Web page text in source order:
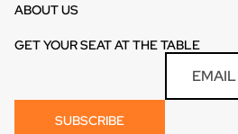
ABOUT US
GET YOUR SEAT AT THE TABLE
SUBSCRIBE
Refund policy
Terms of service
Contact information